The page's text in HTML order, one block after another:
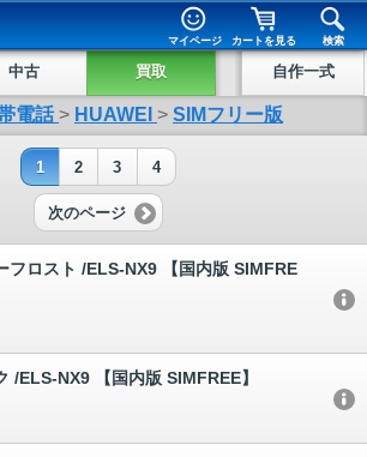
マイページ カートを見る 検索
中古 買取 自作一式
電話 > HUAWEI > SIMフリー版
1 2 3 4
次のページ
フロスト /ELS-NX9 【国内版 SIMFRE
/ELS-NX9 【国内版 SIMFREE】